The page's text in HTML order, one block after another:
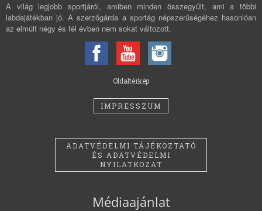
A világ legjobb sportjáról, amiben minden összegyűlt, ami a többi
labdajátékban jó. A szerzőgárda a sportág népszerűségéhez hasonlóan
az elmúlt négy és fél évben nem sokat változott.
Oldaltérkép
IMPRESSZUM
ADATVÉDELMI TÁJÉKOZTATÓ
ÉS ADATVÉDELMI
NYILATKOZAT
Médiaajánlat